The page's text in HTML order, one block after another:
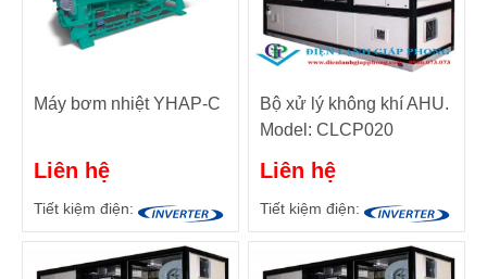
Máy bơm nhiệt YHAP-C
Liên hệ
Tiết kiệm điện:
Bộ xử lý không khí AHU.
Model: CLCP020
Liên hệ
Tiết kiệm điện: